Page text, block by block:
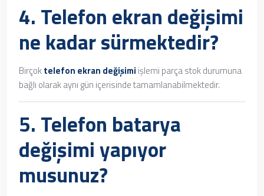
4. Telefon ekran değişimi
ne kadar sürmektedir?
Birçoktelefon ekran değişimi işlemi parça stok durumuna
bağlı olarak aynı gün içerisinde tamamlanabilmektedir.
5. Telefon batarya
değişimiyapıyor
musunuz?